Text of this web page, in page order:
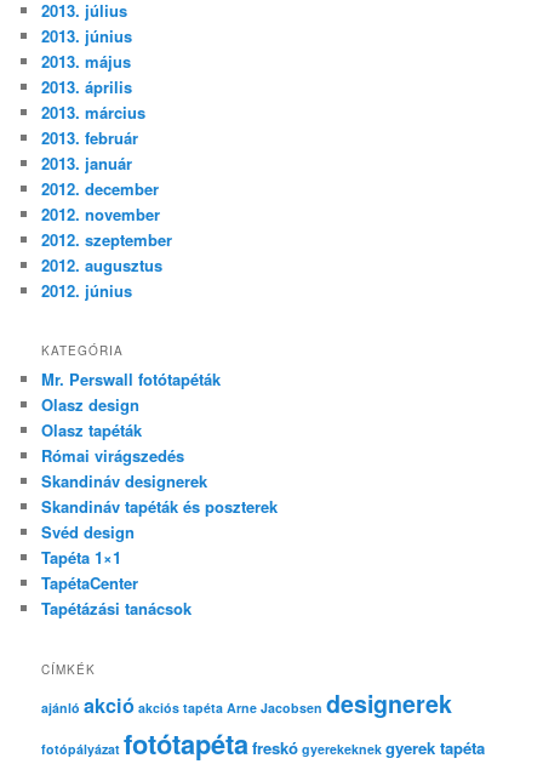
2013. július
2013. június
2013. május
2013. április
2013. március
2013. február
2013. január
2012. december
2012. november
2012. szeptember
2012. augusztus
2012. június
KATEGÓRIA
Mr. Perswall fotótapéták
Olasz design
Olasz tapéták
Római virágszedés
Skandináv designerek
Skandináv tapéták és poszterek
Svéd design
Tapéta 1×1
TapétaCenter
Tapétázási tanácsok
CÍMKÉK
ajánló akció akciós tapéta Arne Jacobsen designerek
fotópályázat fotótapétafreskó gyerekeknek gyerek tapéta